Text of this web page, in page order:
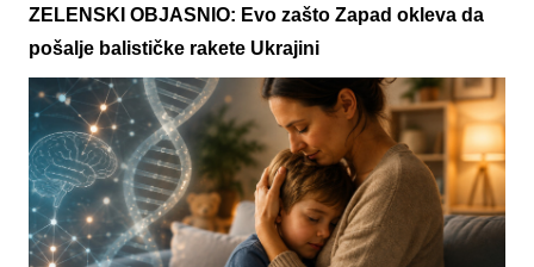
ZELENSKI OBJASNIO: Evo zašto Zapad okleva da
pošalje balističke rakete Ukrajini